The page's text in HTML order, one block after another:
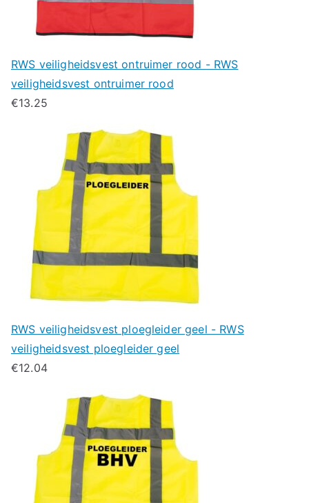
RWS veiligheidsvest ontruimer rood - RWS
veiligheidsvest ontruimer rood
€13.25
RWS veiligheidsvest ploegleider geel - RWS
veiligheidsvest ploegleider geel
€12.04